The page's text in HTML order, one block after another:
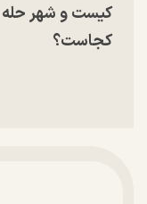
کیست و شهر حله
کجاست؟